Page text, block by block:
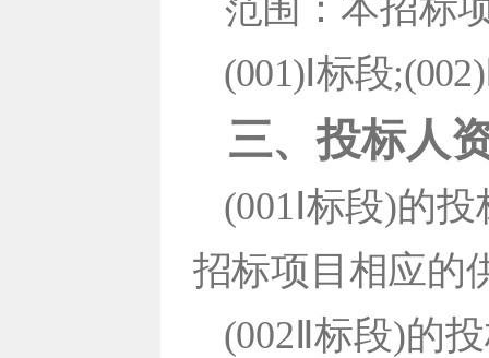
范围：本招标
(001)Ⅰ标段
三、投标人
(001Ⅰ标段)的
招标项 目相应的
(002Ⅱ标段)的